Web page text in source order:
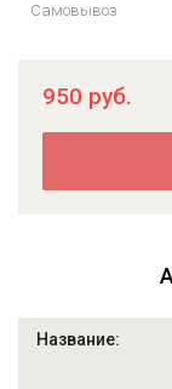
Самовывоз
950 руб.